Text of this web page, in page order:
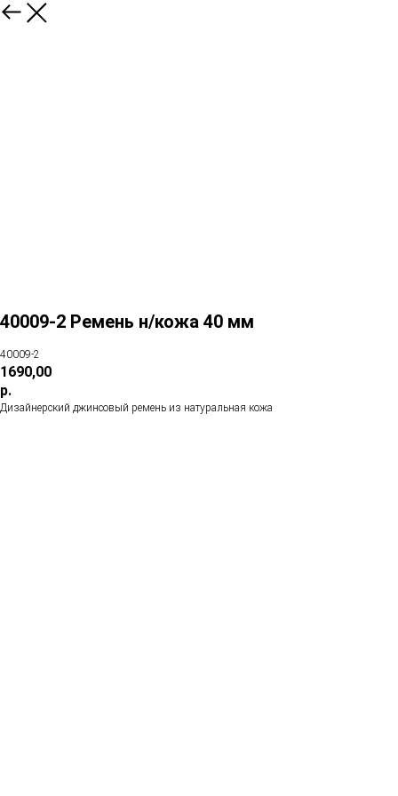
40009-2 Ремень н/кожа 40 мм
40009-2
1690,00
р.
Дизайнерский джинсовый ремень из натуральная кожа